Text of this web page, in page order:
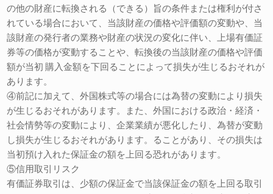
の他の財産に転換される（できる）旨の条件または権利が付さ
れている場合において、当該財産の価格や評価額の変動や、当
該財産の発行者の業務や財産の状況の変化に伴い、上場有価証
券等の価格が変動することや、転換後の当該財産の価格や評価
額が当初 購入金額を下回ることによって損失が生じるおそれが
あります。
④前記に加えて、外国株式等の場合には為替の変動により損失
が生じるおそれがあります。また、外国における政治・経済・
社会情勢等の変動により、企業業績が悪化したり、為替が変動
し損失が生じるおそれがあります。ることがあり、その損失は
当初預け入れた保証金の額を上回る恐れがあります。
⑤信用取引リスク
有価証券取引は、少額の保証金で当該保証金の額を上回る取引